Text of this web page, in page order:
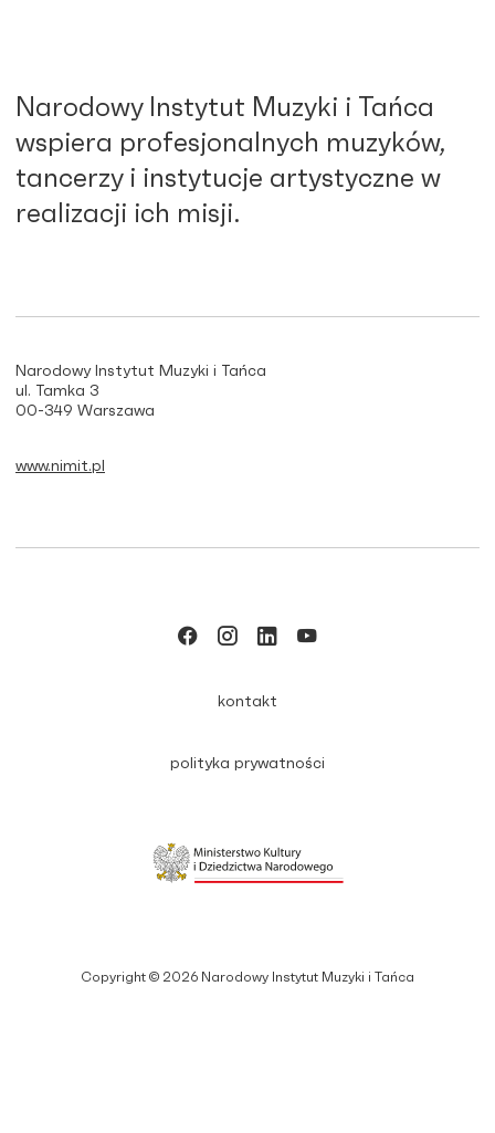
Narodowy Instytut Muzyki i Tańca
wspiera profesjonalnych muzyków,
tancerzy i instytucje artystyczne w
realizacji ich misji.
Narodowy Instytut Muzyki i Tańca
ul. Tamka 3
00-349 Warszawa
www.nimit.pl
Copyright © 2026 Narodowy Instytut Muzyki i Tańca
kontakt
polityka prywatności